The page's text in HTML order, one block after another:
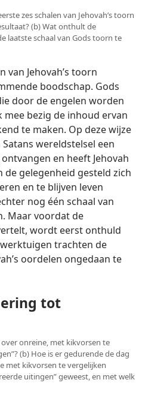
zes schalen van Jehovah’s toorn
(b) Wat onthult de
laatste schaal van Gods toorn te
van Jehovah’s toorn
boodschap. Gods
door de engelen worden
bezig de inhoud ervan
te maken. Op deze wijze
wereldstelsel een
en heeft Jehovah
gelegenheid gesteld zich
en te blijven leven
nog één schaal van
Maar voordat de
wordt eerst onthuld
trachten de
oordelen ongedaan te
tot
onreine, met kikvorsen te
(b) Hoe is er gedurende de dag
met kikvorsen te vergelijken
uitingen” geweest, en met welk